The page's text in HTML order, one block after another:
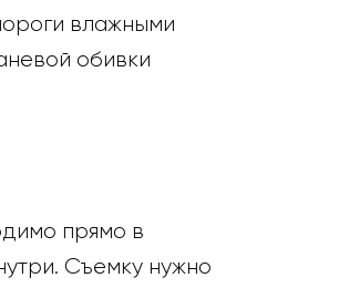
влажными
обивки
прямо в
Съемку нужно